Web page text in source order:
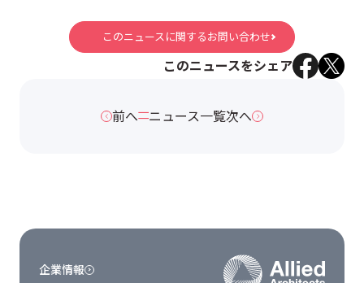
このニュースに関するお問い合わせ
このニュースをシェア
前へ ニュース一覧次へ
企業情報